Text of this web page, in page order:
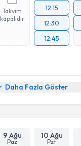
Takvim
kapalıdır
12:15
12:30
12:45
Daha Fazla Göster
9 Ağu
Paz
10 Ağu
Pzt